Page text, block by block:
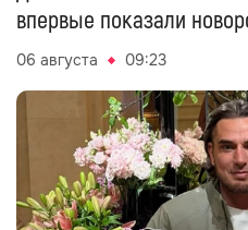
впервые показали
06 августа 09:23